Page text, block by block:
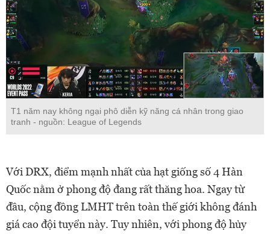
T1 năm nay không ngại phô diễn kỹ năng cá nhân trong giao
tranh - nguồn: League of Legends
Với DRX, điểm mạnh nhất của hạt giống số 4 Hàn
Quốc nằm ở phong độ đang rất thăng hoa. Ngay từ
đầu, cộng đồng LMHT trên toàn thế giới không đánh
giá cao đội tuyển này. Tuy nhiên, với phong độ hủy